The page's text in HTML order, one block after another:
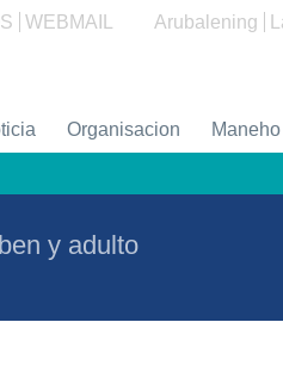
WEBMAIL Arubalening
Organisacion Maneho
y adulto